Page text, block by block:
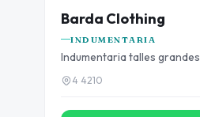
Barda Clothing
INDUMENTARIA
Indumentaria talles grandes
4 4210